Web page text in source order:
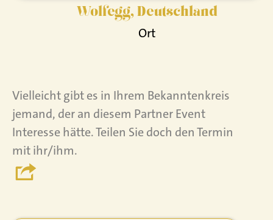
Wolfegg, Deutschland
Ort
Vielleicht gibt es in Ihrem Bekanntenkreis
jemand, der an diesem Partner Event
Interesse hätte. Teilen Sie doch den Termin
mit ihr/ihm.